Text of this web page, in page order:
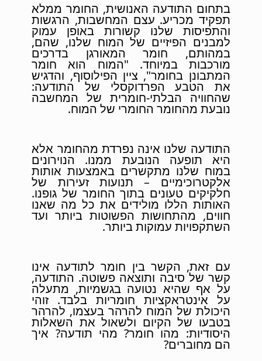
בתחום התודעה האנושית, החומר ממלא
תפקיד מכריע. עצם המחשבות, הרגשות
והתפיסות שלנו קשורות באופן עמוק
למבנים הפיזיים של המוח שלנו, שהם,
במהותם, חומר המאורגן בדרכים
מורכבות במיוחד. "המוח הוא חומר
המתבונן בחומר", ציין הפילוסוף, והדגיש
את הטבע הפרדוקסלי של התודעה:
שהחוויה הבלתי-חומרית של המחשבה
נובעת מהחומר החומרי של המוח.
התודעה שלנו אינה נפרדת מהחומר אלא
היא תופעה הנובעת ממנו. הנוירונים
במוח שלנו מתקשרים באמצעות אותות
אלקטרוכימיים – תנועות זעירות של
חלקיקים טעונים בתוך החומר של גופנו.
האותות הללו מולידים את כל מה שאנו
חווים, מהתחושות הפשוטות ביותר ועד
השתקפויות עמוקות ביותר.
עם זאת, הקשר בין חומר לתודעה אינו
קשר של סיבה ותוצאה פשוטה. התודעה,
על אף שהיא נטועה בגשמיות, מתעלה
על אינטראקציות חומריות בלבד. זוהי
היכולת של המוח להרהר בעצמו, להרהר
בטבעו של הקיום ולשאול את השאלות
היסודיות: מהו חומר? מהי תודעה? איך
הם מחוברים?